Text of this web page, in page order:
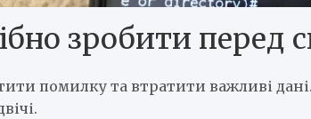
зробити перед
помилку та втратити важливі